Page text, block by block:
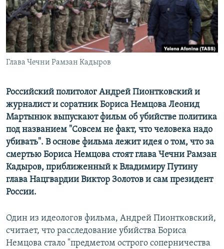
ПОБЕДИТЕЛЕЙ НЕ СУДЯТ?
КРЫМ.НЕПОКОРЕННЫЙ
ELIFBE
УКРАИНСКАЯ ПРОБЛЕМА КРЫМА
ПРИСОЕДИНЯЙТЕСЬ!
Глава Чечни Рамзан Кадыров
Российский политолог Андрей Пионтковский и
журналист и соратник Бориса Немцова Леонид
Мартынюк выпускают фильм об убийстве политика
под названием "Совсем не факт, что человека надо
убивать". В основе фильма лежит идея о том, что за
смертью Бориса Немцова стоят глава Чечни Рамзан
Кадыров, приближенный к Владимиру Путину
глава Нацгвардии Виктор Золотов и сам президент
России.
Один из идеологов фильма, Андрей Пионтковский,
считает, что расследование убийства Бориса
Немцова стало "предметом острого соперничества